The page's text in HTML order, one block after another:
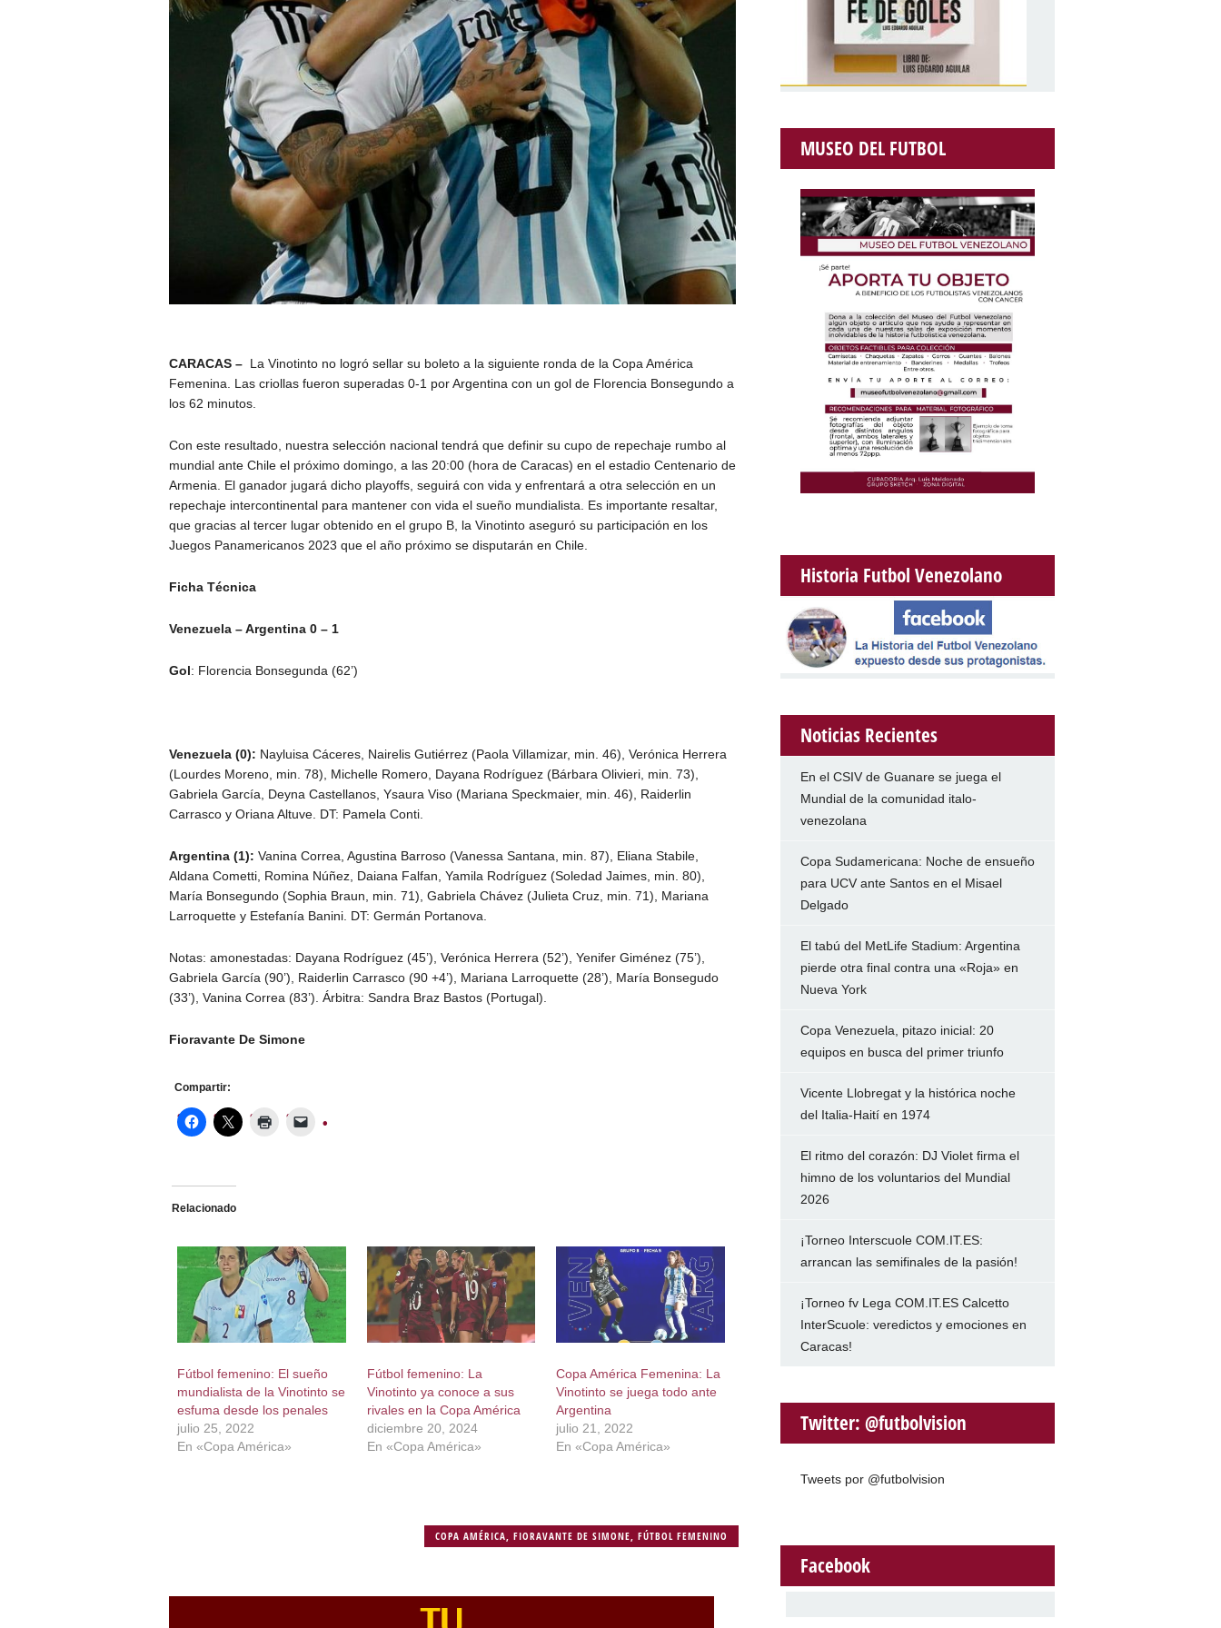
CARACAS – La Vinotinto no logró sellar su boleto a la siguiente ronda de la Copa América
Femenina. Las criollas fueron superadas 0-1 por Argentina con un gol de Florencia Bonsegundo a
los 62 minutos.
Con este resultado, nuestra selección nacional tendrá que definir su cupo de repechaje rumbo al
mundial ante Chile el próximo domingo, a las 20:00 (hora de Caracas) en el estadio Centenario de
Armenia. El ganador jugará dicho playoffs, seguirá con vida y enfrentará a otra selección en un
repechaje intercontinental para mantener con vida el sueño mundialista. Es importante resaltar,
que gracias al tercer lugar obtenido en el grupo B, la Vinotinto aseguró su participación en los
Juegos Panamericanos 2023 que el año próximo se disputarán en Chile.
Ficha Técnica
Venezuela – Argentina 0 – 1
Gol: Florencia Bonsegunda (62’)
Venezuela (0): Nayluisa Cáceres, Nairelis Gutiérrez (Paola Villamizar, min. 46), Verónica Herrera
(Lourdes Moreno, min. 78), Michelle Romero, Dayana Rodríguez (Bárbara Olivieri, min. 73),
Gabriela García, Deyna Castellanos, Ysaura Viso (Mariana Speckmaier, min. 46), Raiderlin
Carrasco y Oriana Altuve. DT: Pamela Conti.
Argentina (1): Vanina Correa, Agustina Barroso (Vanessa Santana, min. 87), Eliana Stabile,
Aldana Cometti, Romina Núñez, Daiana Falfan, Yamila Rodríguez (Soledad Jaimes, min. 80),
María Bonsegundo (Sophia Braun, min. 71), Gabriela Chávez (Julieta Cruz, min. 71), Mariana
Larroquette y Estefanía Banini. DT: Germán Portanova.
Notas: amonestadas: Dayana Rodríguez (45’), Verónica Herrera (52’), Yenifer Giménez (75’),
Gabriela García (90’), Raiderlin Carrasco (90 +4’), Mariana Larroquette (28’), María Bonsegudo
(33’), Vanina Correa (83’). Árbitra: Sandra Braz Bastos (Portugal).
Fioravante De Simone
Compartir:
Relacionado
Fútbol femenino: El sueño
mundialista de la Vinotinto se
esfuma desde los penales
julio 25, 2022
En «Copa América»
Fútbol femenino: La
Vinotinto ya conoce a sus
rivales en la Copa América
diciembre 20, 2024
En «Copa América»
Copa América Femenina: La
Vinotinto se juega todo ante
Argentina
julio 21, 2022
En «Copa América»
COPA AMÉRICA ,FIORAVANTE DE SIMONE ,FÚTBOL FEMENINO
MUSEO DEL FUTBOL
Historia Futbol Venezolano
Noticias Recientes
En el CSIV de Guanare se juega el
Mundial de la comunidad italo-
venezolana
Copa Sudamericana: Noche de ensueño
para UCV ante Santos en el Misael
Delgado
El tabú del MetLife Stadium: Argentina
pierde otra final contra una «Roja» en
Nueva York
Copa Venezuela, pitazo inicial: 20
equipos en busca del primer triunfo
Vicente Llobregat y la histórica noche
del Italia-Haití en 1974
El ritmo del corazón: DJ Violet firma el
himno de los voluntarios del Mundial
2026
¡Torneo Interscuole COM.IT.ES:
arrancan las semifinales de la pasión!
¡Torneo fv Lega COM.IT.ES Calcetto
InterScuole: veredictos y emociones en
Caracas!
Twitter: @futbolvision
Tweets por @futbolvision
Facebook